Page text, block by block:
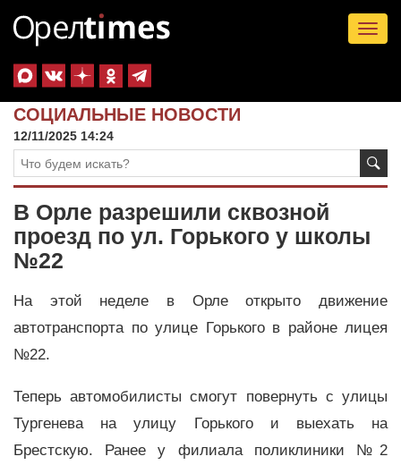
СОЦИАЛЬНЫЕ НОВОСТИ
12/11/2025 14:24
В Орле разрешили сквозной
проезд по ул. Горького у школы
№22
На этой неделе в Орле открыто движение
автотранспорта по улице Горького в районе лицея
№22.
Теперь автомобилисты смогут повернуть с улицы
Тургенева на улицу Горького и выехать на
Брестскую. Ранее у филиала поликлиники №2